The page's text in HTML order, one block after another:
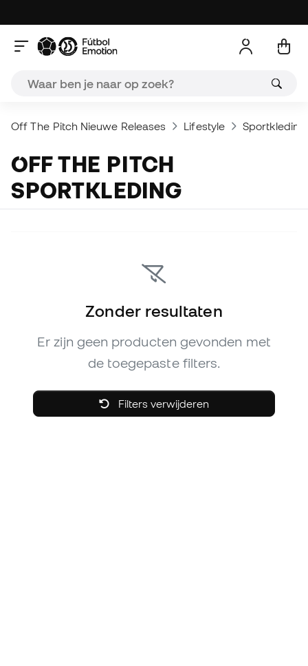
Off The Pitch Nieuwe Releases Lifestyle Sportkleding
OFF THE PITCH
SPORTKLEDING
Zonder resultaten
Er zijn geen producten gevonden met
de toegepaste filters.
Filters verwijderen